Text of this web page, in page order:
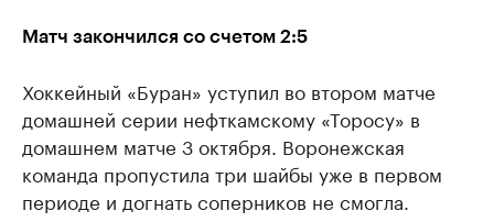
Матч закончился со счетом 2:5
Хоккейный «Буран» уступил во втором матче
домашней серии нефткамскому «Торосу» в
домашнем матче 3 октября. Воронежская
команда пропустила три шайбы уже в первом
периоде и догнать соперников не смогла.